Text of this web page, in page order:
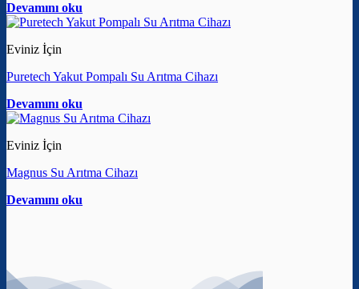
Devamını oku
Eviniz İçin
Puretech Yakut Pompalı Su Arıtma Cihazı
Devamını oku
Eviniz İçin
Magnus Su Arıtma Cihazı
Devamını oku